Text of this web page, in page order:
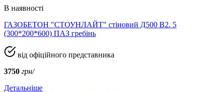
В наявності
ГАЗОБЕТОН "СТОУНЛАЙТ" стіновий Д500 В2. 5
(300*200*600) ПАЗ гребінь
від офіційного представника
3750 грн/
Детальніше